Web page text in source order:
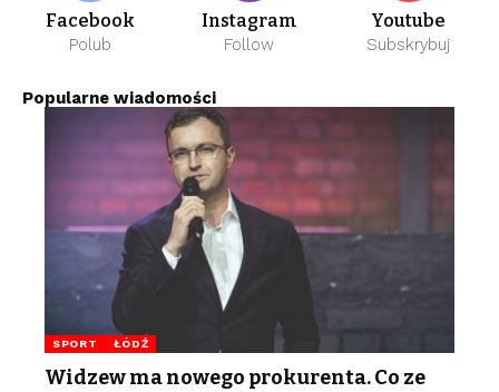
Facebook
Polub
Instagram
Follow
Youtube
Subskrybuj
Popularne wiadomości
SPORT ŁÓDŹ
Widzew ma nowego prokurenta. Co ze